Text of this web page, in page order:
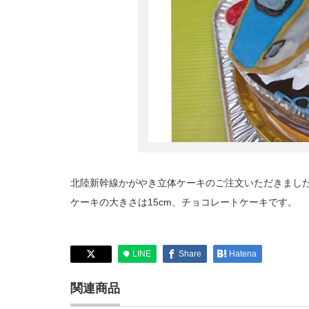
北陸新幹線かがやき立体ケーキのご注文いただきまし
ケーキの大きさは15cm、チョコレートケーキです。
LINE Share Hatena
関連商品